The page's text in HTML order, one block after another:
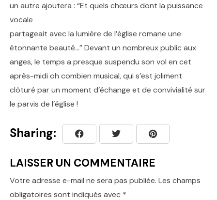
un autre ajoutera : “Et quels chœurs dont la puissance
vocale
partageait avec la lumière de l’église romane une
étonnante beauté…” Devant un nombreux public aux
anges, le temps a presque suspendu son vol en cet
après-midi oh combien musical, qui s’est joliment
clôturé par un moment d’échange et de convivialité sur
le parvis de l’église !
Sharing:
LAISSER UN COMMENTAIRE
Votre adresse e-mail ne sera pas publiée. Les champs
obligatoires sont indiqués avec *